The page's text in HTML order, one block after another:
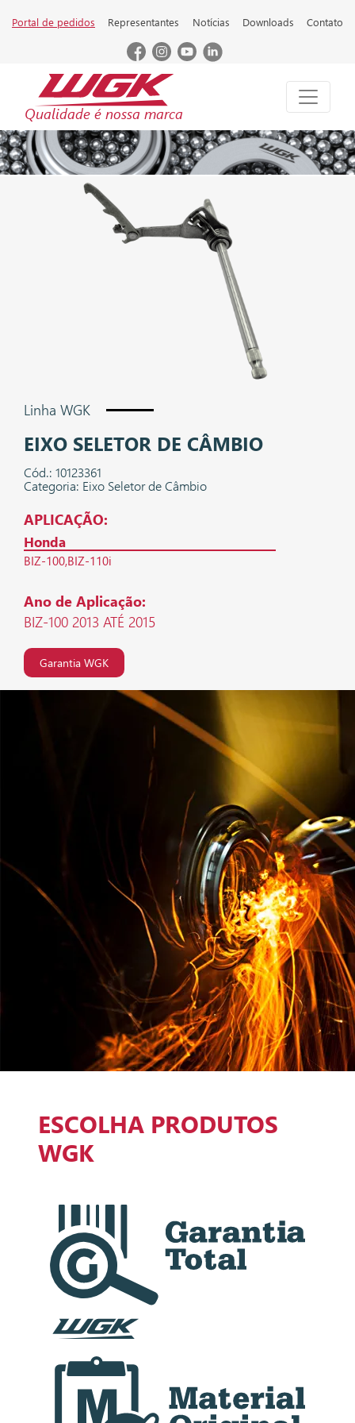
Portal de pedidos Representantes Notícias Downloads Contato
Qualidade é nossa marca
Linha WGK
EIXO SELETOR DE CÂMBIO
Cód.: 10123361
Categoria: Eixo Seletor de Câmbio
APLICAÇÃO:
Honda
BIZ-100 BIZ-110i
Ano de Aplicação:
BIZ-100 2013 ATÉ 2015
Garantia WGK
ESCOLHA PRODUTOS
WGK